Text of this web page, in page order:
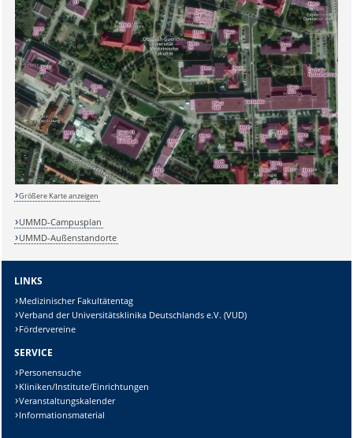
Größere Karte anzeigen
UMMD-Campusplan
UMMD-Außenstandorte
LINKS
Medizinischer Fakultätentag
Verband der Universitätsklinika Deutschlands e.V. (VUD)
Fördervereine
SERVICE
Personensuche
Kliniken/Institute/Einrichtungen
Veranstaltungskalender
Informationsmaterial